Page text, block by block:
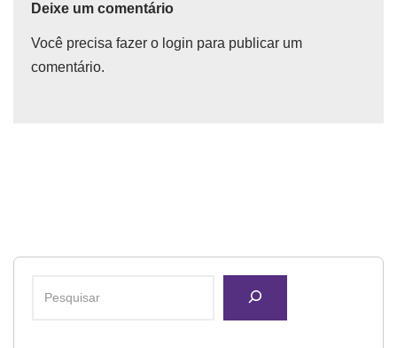
Deixe um comentário
Você precisa fazer o login para publicar um
comentário.